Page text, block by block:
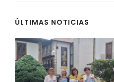
ÚLTIMAS NOTICIAS